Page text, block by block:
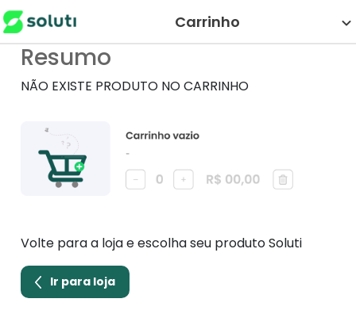
Carrinho
Resumo
NÃO EXISTE PRODUTO NO CARRINHO
Volte para a loja e escolha seu produto Soluti
Ir para loja